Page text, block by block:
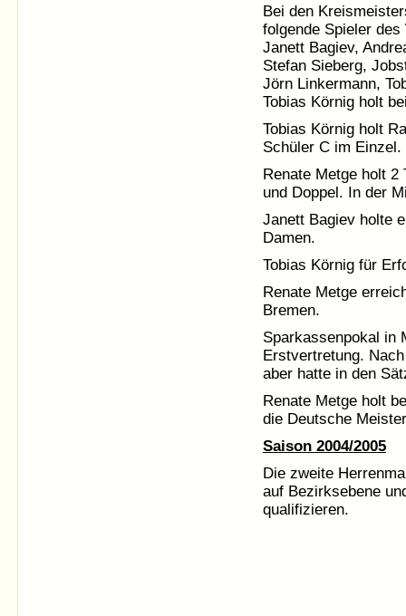
Bei den
folgende Spieler des
Janett Bagiev,
Stefan Sieberg,
Jörn Linkermann,
Tobias Körnig holt
Tobias Körnig holt
Schüler C im
Renate Metge holt
und Doppel. In der
Janett Bagiev holte
Damen.
Tobias Körnig für
Renate Metge
Bremen.
Sparkassenpokal in
Erstvertretung.
aber hatte in den
Renate Metge holt
die Deutsche
Saison 2004/2005
Die zweite
auf Bezirksebene
qualifizieren.